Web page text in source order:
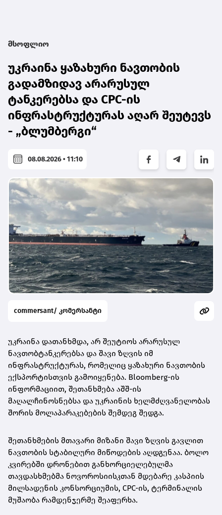
მსოფლიო
უკრაინა ყაზახური ნავთობის
გადამზიდავ არარუსულ
ტანკერებსა და CPC-ის
ინფრასტრუქტურას აღარ შეუტევს
- „ბლუმბერგი“
08.08.2026 • 11:10
commersant/ კომერსანტი
უკრაინა დათანხმდა, არ შეუტიოს არარუსულ
ნავთობტანკერებსა და შავი ზღვის იმ
ინფრასტრუქტურას, რომელიც ყაზახური ნავთობის
ექსპორტისთვის გამოიყენება. Bloomberg-ის
ინფორმაციით, შეთანხმება აშშ-ის
მაღალჩინოსნებსა და უკრაინის ხელმძღვანელობას
შორის მოლაპარაკებების შემდეგ შედგა.
შეთანხმების მთავარი მიზანი შავი ზღვის გავლით
ნავთობის სტაბილური მიწოდების აღდგენაა. ბოლო
კვირებში დრონებით განხორციელებულმა
თავდასხმებმა ნოვოროსიისკთან მდებარე კასპიის
მილსადენის კონსორციუმის, CPC-ის, ტერმინალის
მუშაობა რამდენჯერმე შეაფერხა.